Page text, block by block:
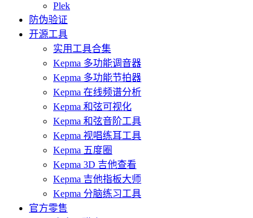
Plek
防伪验证
开源工具
实用工具合集
Kepma 多功能调音器
Kepma 多功能节拍器
Kepma 在线频谱分析
Kepma 和弦可视化
Kepma 和弦音阶工具
Kepma 视唱练耳工具
Kepma 五度圈
Kepma 3D 吉他查看
Kepma 吉他指板大师
Kepma 分脑练习工具
官方零售